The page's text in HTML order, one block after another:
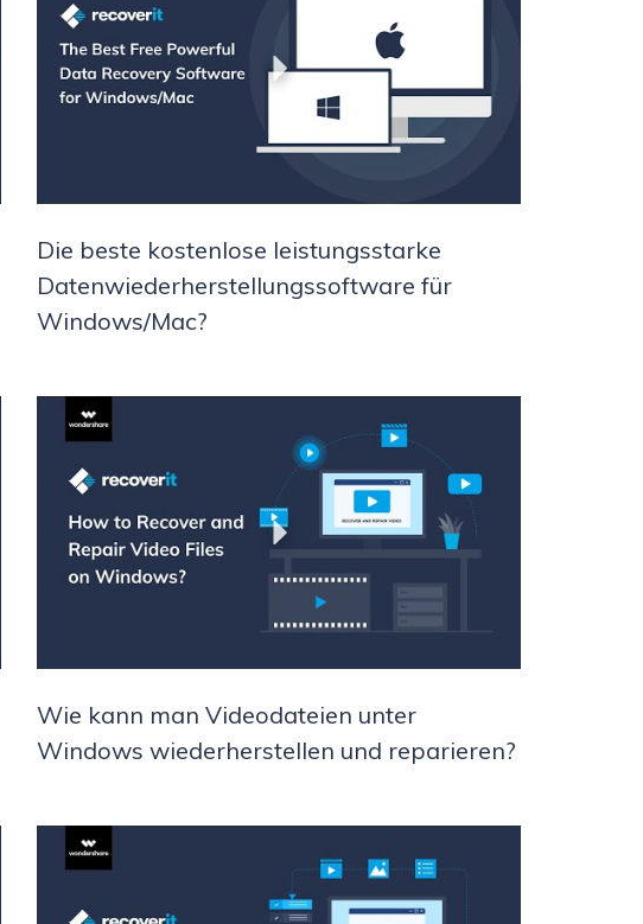
Die beste kostenlose leistungsstarke
Datenwiederherstellungssoftware für
Windows/Mac?
Wie kann man Videodateien unter
Windows wiederherstellen und reparieren?